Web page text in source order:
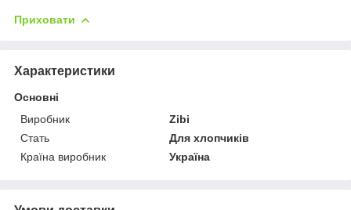
Приховати
Характеристики
Основні
Виробник
Zibi
Стать
Для хлопчиків
Країна виробник
Україна